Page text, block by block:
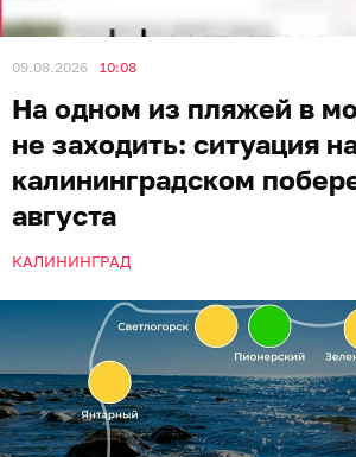
09.08.2026 10:08
На одном из пляжей в
не заходить: ситуация
калининградском
августа
КАЛИНИНГРАД